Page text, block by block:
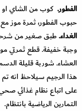
الفطور. كوب من الشاي
حبوب الفطور، ثمرة موز
الغداء.طبق صغير من
وجبة خفيفة. قطع ثمرتي
العشاء. شوربة قليلة
هذا الرجيم سيلاحظ انه
على اتباع نظام غذائي
التمارين الرياضية بانتظام.